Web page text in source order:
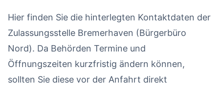
Hier finden Sie die hinterlegten Kontaktdaten der
Zulassungsstelle Bremerhaven (Bürgerbüro
Nord). Da Behörden Termine und
Öffnungszeiten kurzfristig ändern können,
sollten Sie diese vor der Anfahrt direkt